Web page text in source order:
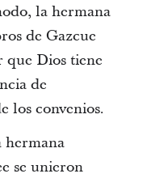
la hermana
de Gazcue
que Dios tiene
de
los convenios.
hermana
se unieron